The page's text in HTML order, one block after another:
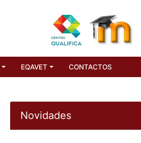
EQAVET CONTACTOS
Novidades